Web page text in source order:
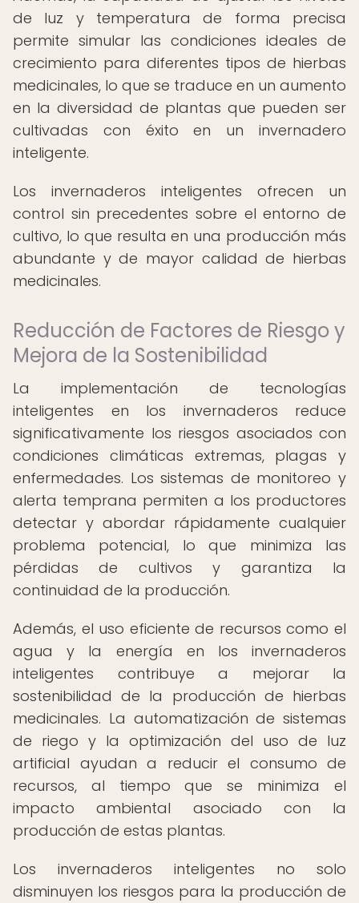
de luz y temperatura de forma precisa
permite simular las condiciones ideales de
crecimiento para diferentes tipos de hierbas
medicinales, lo que se traduce en un aumento
en la diversidad de plantas que pueden ser
cultivadas con éxito en un invernadero
inteligente.
Los invernaderos inteligentes ofrecen un
control sin precedentes sobre el entorno de
cultivo, lo que resulta en una producción más
abundante y de mayor calidad de hierbas
medicinales.
Reducción de Factores de Riesgo y
Mejora de la Sostenibilidad
La implementación de tecnologías
inteligentes en los invernaderos reduce
significativamente los riesgos asociados con
condiciones climáticas extremas, plagas y
enfermedades. Los sistemas de monitoreo y
alerta temprana permiten a los productores
detectar y abordar rápidamente cualquier
problema potencial, lo que minimiza las
pérdidas de cultivos y garantiza la
continuidad de la producción.
Además, el uso eficiente de recursos como el
agua y la energía en los invernaderos
inteligentes contribuye a mejorar la
sostenibilidad de la producción de hierbas
medicinales. La automatización de sistemas
de riego y la optimización del uso de luz
artificial ayudan a reducir el consumo de
recursos, al tiempo que se minimiza el
impacto ambiental asociado con la
producción de estas plantas.
Los invernaderos inteligentes no solo
disminuyen los riesgos para la producción de